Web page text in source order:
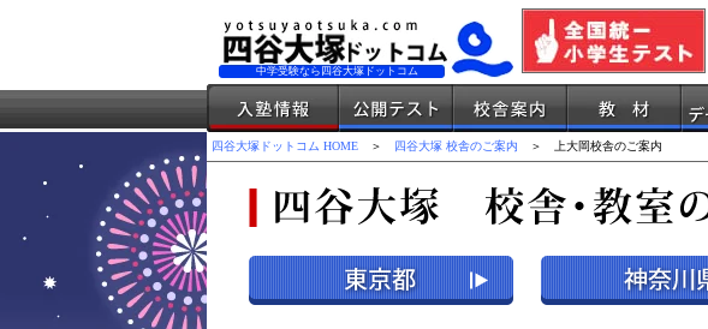
中学受験なら四谷大塚ドットコム
四谷大塚ドットコム HOME ＞ 四谷大塚 校舎のご案内 ＞ 上大岡校舎のご案内